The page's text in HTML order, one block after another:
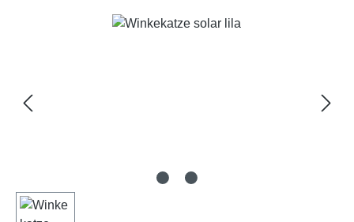
Bildergalerie überspringen